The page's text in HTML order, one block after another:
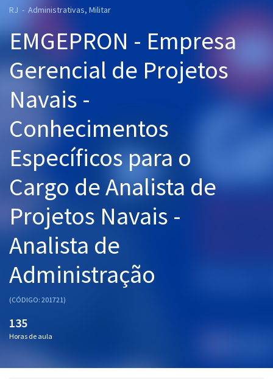
Cursos 20% OFF
Pós
Graduação
OAB
Questões grátis
Aprovados
RJ - Administrativas, Militar
EMGEPRON - Empresa
Gerencial de Projetos
Navais -
Conhecimentos
Específicos para o
Cargo de Analista de
Projetos Navais -
Analista de
Administração
(CÓDIGO: 201721)
135
Horas de aula